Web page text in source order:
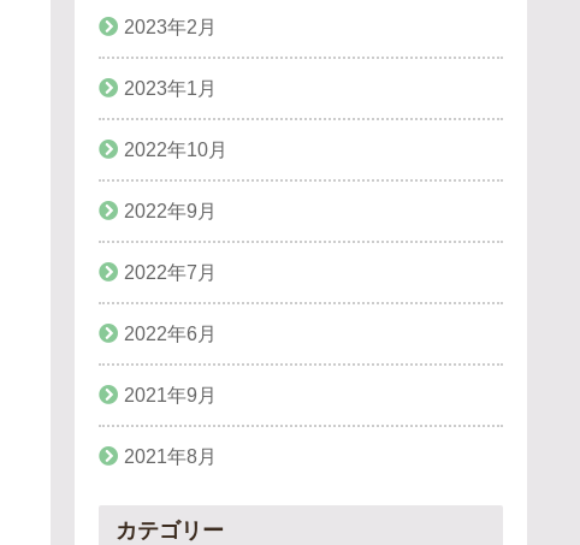
2023年2月
2023年1月
2022年10月
2022年9月
2022年7月
2022年6月
2021年9月
2021年8月
カテゴリー